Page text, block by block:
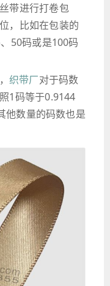
带进行打卷包
，比如在包装的
50码或是100码
织带厂对于码数
1码等于0.9144
他数量的码数也是